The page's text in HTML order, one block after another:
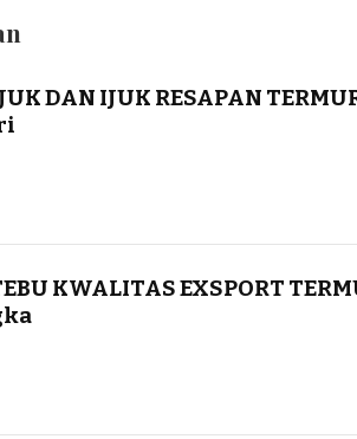
DAN IJUK RESAPAN
KWALITAS EXSPORT